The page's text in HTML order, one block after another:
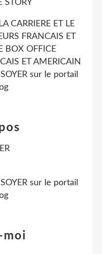
CARRIERE ET LE
FRANCAIS ET
BOX OFFICE
ET AMERICAIN
sur le portail
moi
sur le portail